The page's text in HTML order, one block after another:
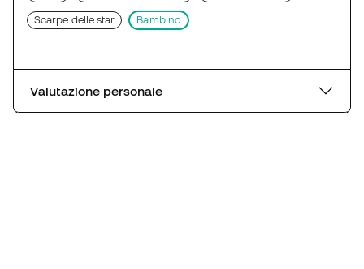
Scarpe delle star Bambino
Valutazione personale